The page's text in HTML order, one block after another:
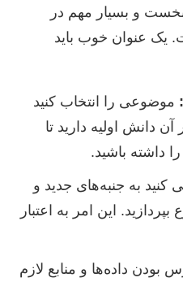
و بسیار مهم در
یک عنوان خوب باید
موضوعی را انتخاب کنید
دانش اولیه دارید تا
داشته باشید.
کنید به جنبه‌های جدید و
این امر به اعتبار
بودن داده‌ها و منابع لازم